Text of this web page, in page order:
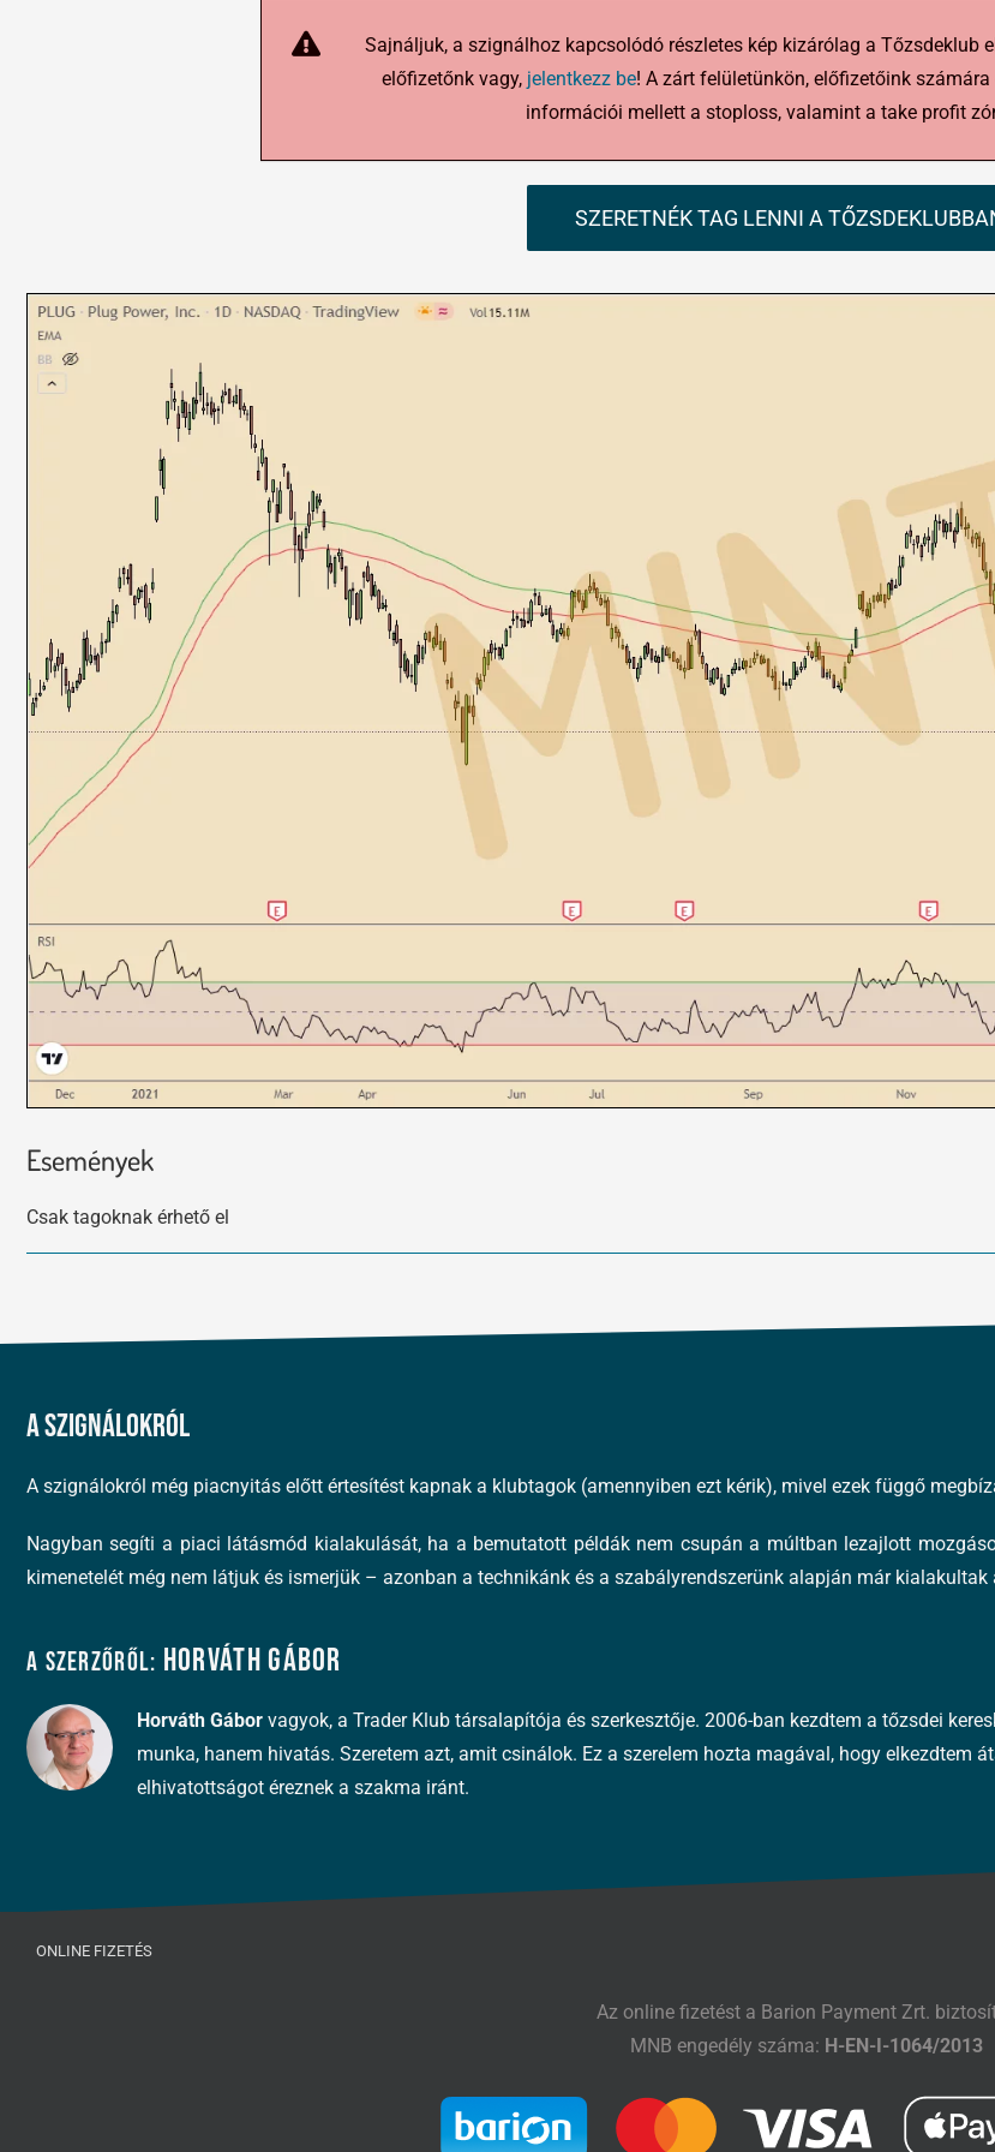
Sajnáljuk, a szignálhoz kapcsolódó részletes kép kizárólag a Tőzsdeklub
előfizetőnk vagy, jelentkezz be! A zárt felületünkön, előfizetőink
információi mellett a stoploss, valamint a take profit
SZERETNÉK TAG LENNI A
Események
Csak tagoknak érhető el
A szignálokról
A szignálokról még piacnyitás előtt értesítést kapnak a klubtagok (amennyiben ezt kérik), mivel ezek függő
Nagyban segíti a piaci látásmód kialakulását, ha a bemutatott példák nem csupán a múltban lezajlott
kimenetelét még nem látjuk és ismerjük – azonban a technikánk és a szabályrendszerünk alapján már kialakultak
A szerzőről: Horváth Gábor
Horváth Gáborvagyok, a Trader Klub társalapítója és szerkesztője. 2006-ban kezdtem a tőzsdei
munka, hanem hivatás. Szeretem azt, amit csinálok. Ez a szerelem hozta magával, hogy elkezdtem
elhivatottságot éreznek a szakma iránt.
ONLINE FIZETÉS
Az online fizetést a Barion Payment Zrt.
MNB engedély száma: H-EN-I-1064/2013